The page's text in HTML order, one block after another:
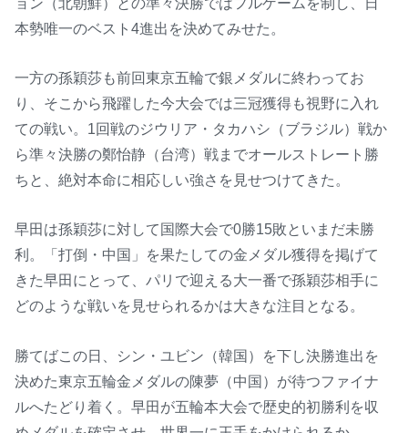
本勢唯一のベスト4進出を決めてみせた。
一方の孫穎莎も前回東京五輪で銀メダルに終わってお
り、そこから飛躍した今大会では三冠獲得も視野に入れ
ての戦い。1回戦のジウリア・タカハシ（ブラジル）戦か
ら準々決勝の鄭怡静（台湾）戦までオールストレート勝
ちと、絶対本命に相応しい強さを見せつけてきた。
早田は孫穎莎に対して国際大会で0勝15敗といまだ未勝
利。「打倒・中国」を果たしての金メダル獲得を掲げて
きた早田にとって、パリで迎える大一番で孫穎莎相手に
どのような戦いを見せられるかは大きな注目となる。
勝てばこの日、シン・ユビン（韓国）を下し決勝進出を
決めた東京五輪金メダルの陳夢（中国）が待つファイナ
ルへたどり着く。早田が五輪本大会で歴史的初勝利を収